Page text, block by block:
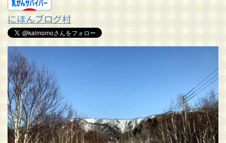
にほんブログ村